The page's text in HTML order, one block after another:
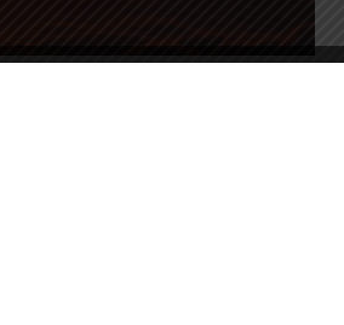
lesznek az
mérsékelheti a meleget.
Katasztrófavédelmi
hőség megterheli az